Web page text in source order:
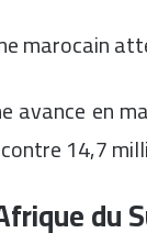
marocain
avance en
14,7
du